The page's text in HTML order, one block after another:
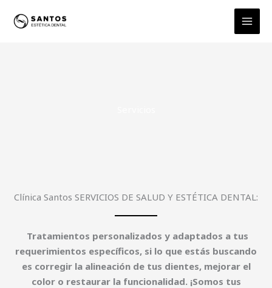
Clínica Santos SERVICIOS DE SALUD Y ESTÉTICA DENTAL:
Tratamientos personalizados y adaptados a tus
requerimientos específicos, si lo que estás buscando
es corregir la alineación de tus dientes, mejorar el
color o restaurar la funcionalidad. ¡Somos tus